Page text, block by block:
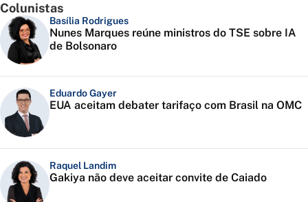
Colunistas
Basília Rodrigues
Nunes Marques reúne ministros do TSE sobre IA
de Bolsonaro
Eduardo Gayer
EUA aceitam debater tarifaço com Brasil na OMC
Raquel Landim
Gakiya não deve aceitar convite de Caiado